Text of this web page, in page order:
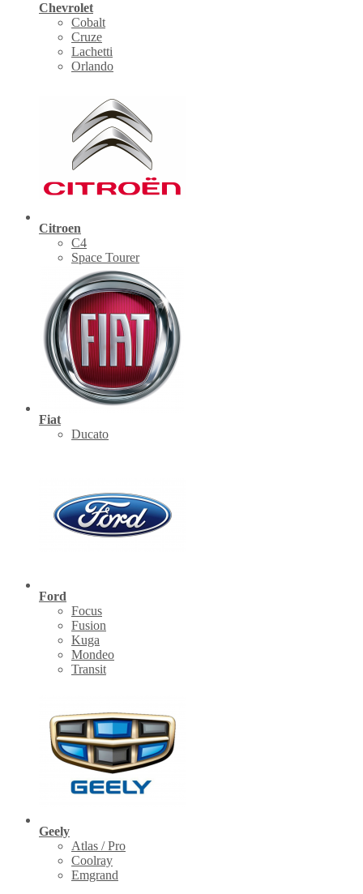
Chevrolet
Cobalt
Cruze
Lachetti
Orlando
Citroen
C4
Space Tourer
Fiat
Ducato
Ford
Focus
Fusion
Kuga
Mondeo
Transit
Geely
Atlas / Pro
Coolray
Emgrand